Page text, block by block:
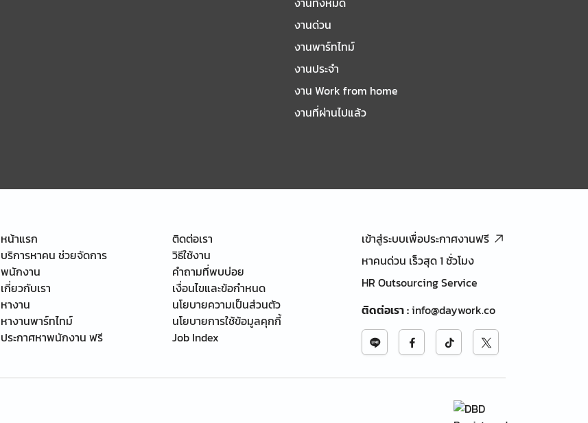
งานด่วน
งานพาร์ทไทม์
งานประจำ
งาน Work from home
งานที่ผ่านไปแล้ว
หน้าแรก
บริการหาคน ช่วยจัดการ
พนักงาน
เกี่ยวกับเรา
หางาน
หางานพาร์ทไทม์
ประกาศหาพนักงาน ฟรี
ติดต่อเรา
วิธีใช้งาน
คำถามที่พบบ่อย
เงื่อนไขและข้อกำหนด
นโยบายความเป็นส่วนตัว
นโยบายการใช้ข้อมูลคุกกี้
Job Index
เข้าสู่ระบบเพื่อประกาศงานฟรี
หาคนด่วน เร็วสุด 1 ชั่วโมง
HR Outsourcing Service
ติดต่อเรา:info@daywork.co